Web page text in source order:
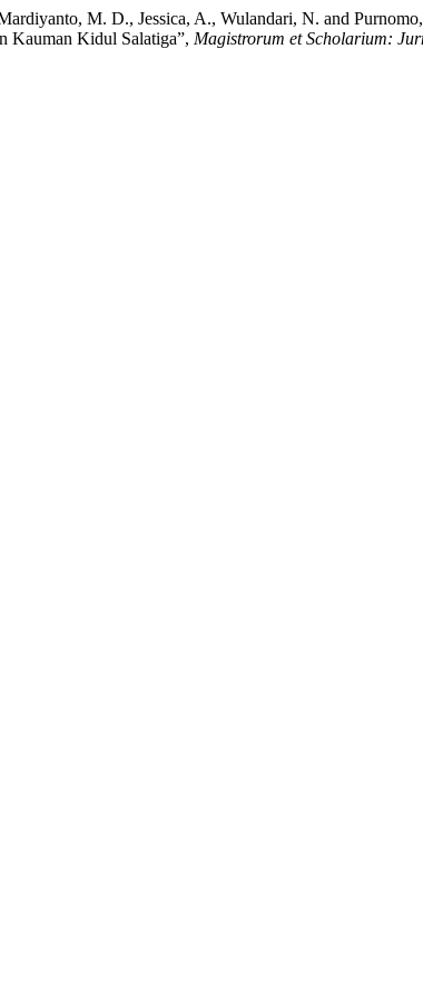
M. D., Jessica, A., Wulandari, N. and
Kauman Kidul Salatiga”, Magistrorum et Scholarium: